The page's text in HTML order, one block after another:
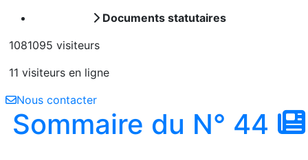
Documents statutaires
1081095 visiteurs
11 visiteurs en ligne
Nous contacter
Sommaire du N° 44